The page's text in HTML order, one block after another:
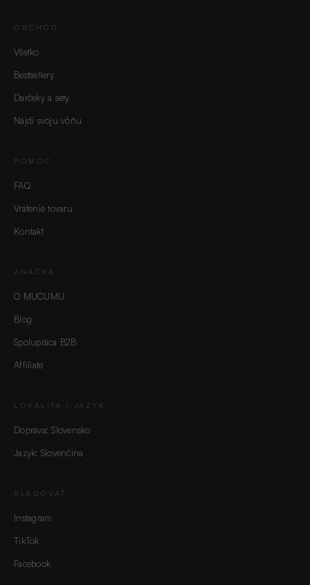
OBCHOD
Všetko
Bestsellery
Darčeky a sety
Nájdi svoju vôňu
POMOC
FAQ
Vrátenie tovaru
Kontakt
ZNAČKA
O MUCUMU
Blog
Spolupráca B2B
Affiliate
LOKALITA / JAZYK
Doprava: Slovensko
Jazyk: Slovenčina
SLEDOVAŤ
Instagram
TikTok
Facebook